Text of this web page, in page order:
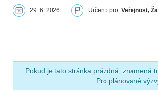
29. 6. 2026 Určeno pro:Veřejnost,
Pokud je tato stránka prázdná, znamená
Pro plánované